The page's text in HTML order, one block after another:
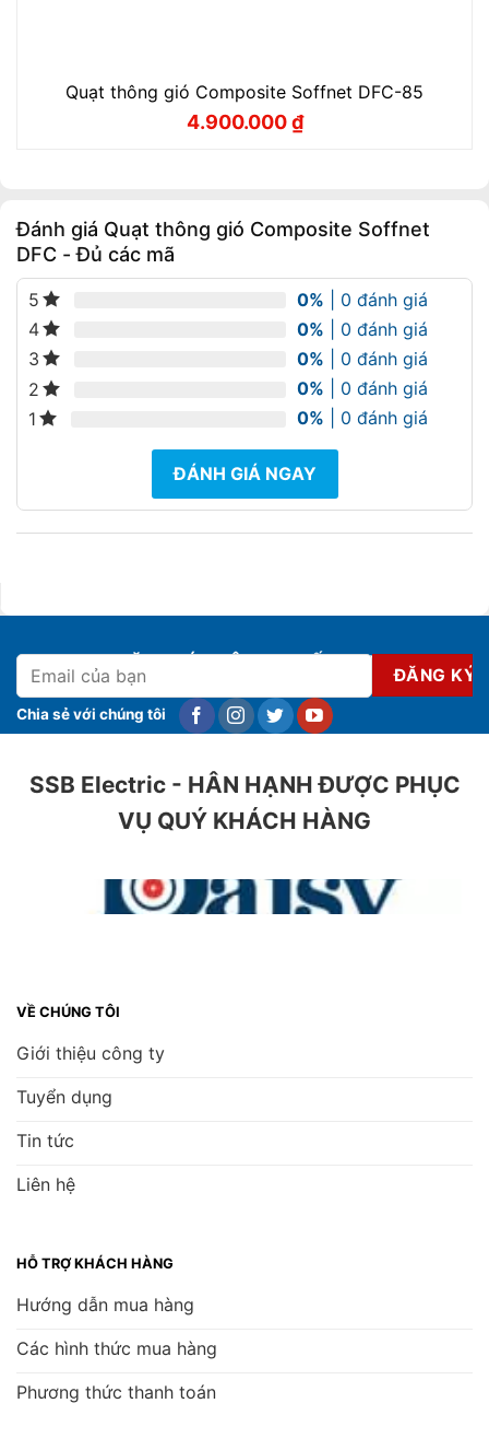
Quạt thông gió Composite Soffnet DFC-85
Giá
4.900.000₫
Giá
Đánh giá Quạt thông gió Composite Soffnet
DFC - Đủ các mã
5 0% | 0 đánh giá
4
0% | 0 đánh giá
3
0% | 0 đánh giá
2
0% | 0 đánh giá
1
0% | 0 đánh giá
ĐÁNH GIÁ NGAY
ĐĂNG KÝ NHẬN KHUYẾN MẠI
Chia sẻ với chúng tôi
SSB Electric - HÂN HẠNH ĐƯỢC PHỤC
VỤ QUÝ KHÁCH HÀNG
VỀ CHÚNG TÔI
Giới thiệu công ty
Tuyển dụng
Tin tức
Liên hệ
HỖ TRỢ KHÁCH HÀNG
Hướng dẫn mua hàng
Các hình thức mua hàng
Phương thức thanh toán